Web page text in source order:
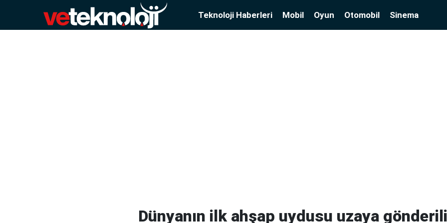
Teknoloji Haberleri Mobil Oyun Otomobil Sinema
Dünyanın ilk ahşap uydusu uzaya